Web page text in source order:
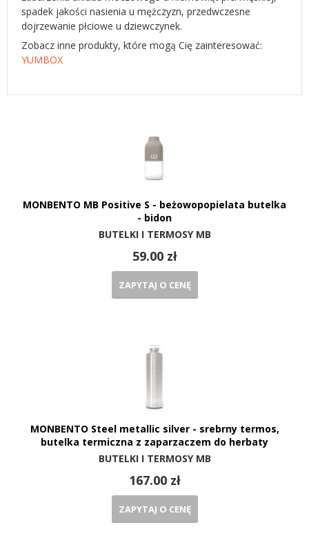
spadek jakości nasienia u mężczyzn, przedwczesne
dojrzewanie płciowe u dziewczynek.
Zobacz inne produkty, które mogą Cię zainteresować:
YUMBOX
MONBENTO MB Positive S - beżowopopielata butelka
- bidon
BUTELKI I TERMOSY MB
59.00 zł
ZAPYTAJ O CENĘ
MONBENTO Steel metallic silver - srebrny termos,
butelka termiczna z zaparzaczem do herbaty
BUTELKI I TERMOSY MB
167.00 zł
ZAPYTAJ O CENĘ